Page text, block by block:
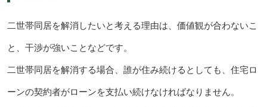
二世帯同居を解消したいと考える理由は、価値観が合わないこ
と、干渉が強いことなどです。
二世帯同居を解消する場合、誰が住み続けるとしても、住宅ロ
ーンの契約者がローンを支払い続けなければなりません。